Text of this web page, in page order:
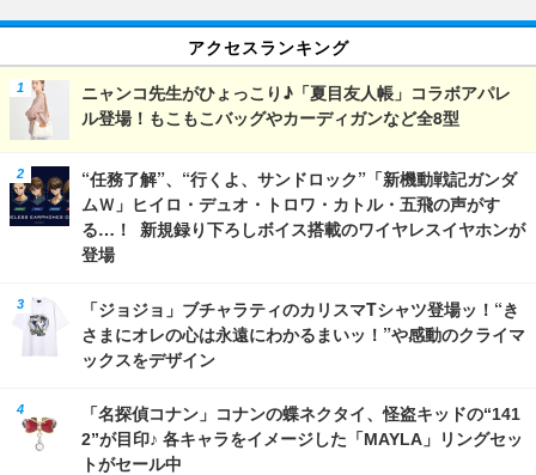
アクセスランキング
ニャンコ先生がひょっこり♪「夏目友人帳」コラボアパレ
ル登場！もこもこバッグやカーディガンなど全8型
“任務了解”、“行くよ、サンドロック”「新機動戦記ガンダ
ムＷ」ヒイロ・デュオ・トロワ・カトル・五飛の声がす
る…！ 新規録り下ろしボイス搭載のワイヤレスイヤホンが
登場
「ジョジョ」ブチャラティのカリスマTシャツ登場ッ！“き
さまにオレの心は永遠にわかるまいッ！”や感動のクライマ
ックスをデザイン
「名探偵コナン」コナンの蝶ネクタイ、怪盗キッドの“141
2”が目印♪ 各キャラをイメージした「MAYLA」リングセッ
トがセール中